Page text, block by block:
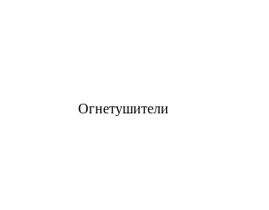
Огнетушители